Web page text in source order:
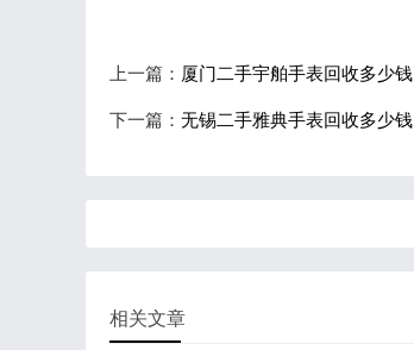
上一篇： 厦门二手宇舶手表回收多少钱
下一篇： 无锡二手雅典手表回收多少钱
相关文章